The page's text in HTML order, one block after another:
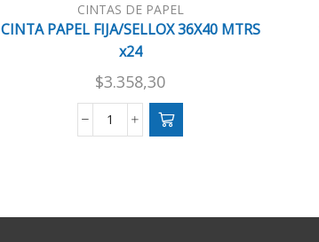
CINTAS DE PAPEL
CINTA PAPEL FIJA/SELLOX 36X40 MTRS
x24
$3.358,30
CINTA
x24